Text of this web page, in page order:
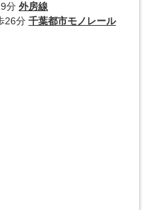
分 外房線
26分 千葉都市モノレール